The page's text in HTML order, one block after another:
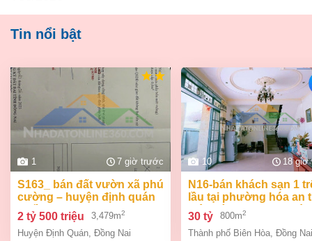
Tin nổi bật
1 7 giờ trước
s163_ bán đất vườn xã phú
cường – huyện định quán
– đồng na
2 tỷ 500 triệu 3,479m2
Huyện Định Quán Đồng Nai
10 18 giờ
n16-bán khách sạn 1 trệt 2
lầu tại phường hóa an
biên hòa dt 800m2 giá
30 tỷ 800m2
Thành phố Biên Hòa Đồng Nai